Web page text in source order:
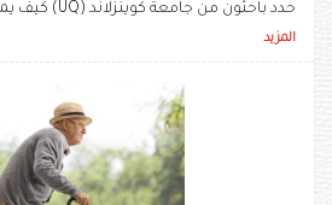
حدد باحثون من جامعة كوينزلاند (UQ) كيف يمكن لبكتيريا شائعة .....
المزيد